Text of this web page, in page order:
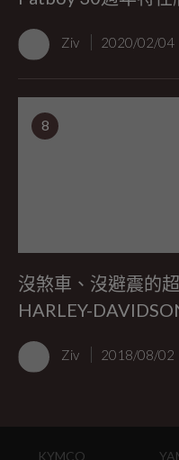
Ziv 2020/02/04
8
沒煞車、沒避震的
HARLEY-
Ziv 2018/08/02
KYMCO